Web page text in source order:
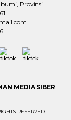
Provinsi
MEDIA SIBER
RESERVED